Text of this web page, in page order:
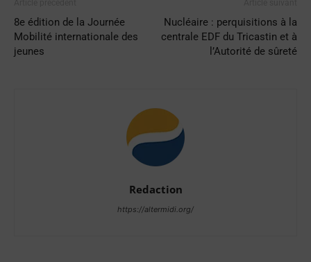
8e édition de la Journée
Mobilité internationale des
jeunes
Nucléaire : perquisitions à la
centrale EDF du Tricastin et à
l’Autorité de sûreté
Redaction
https://altermidi.org/